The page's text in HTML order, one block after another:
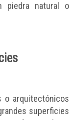
piedra natural o
o arquitectónicos
superficies